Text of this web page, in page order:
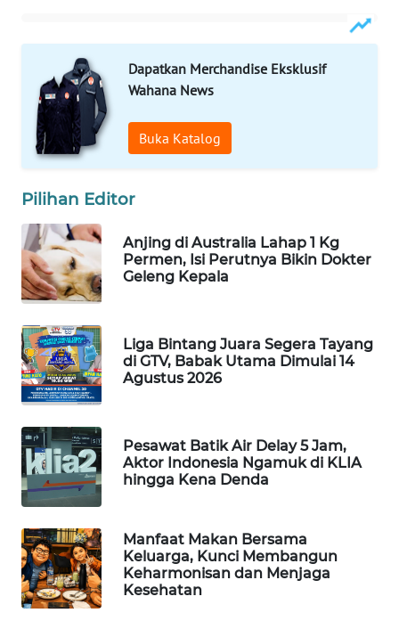
Dapatkan Merchandise Eksklusif
Wahana News
Buka Katalog
Pilihan Editor
Anjing di Australia Lahap 1 Kg
Permen, Isi Perutnya Bikin Dokter
Geleng Kepala
Liga Bintang Juara Segera Tayang
di GTV, Babak Utama Dimulai 14
Agustus 2026
Pesawat Batik Air Delay 5 Jam,
Aktor Indonesia Ngamuk di KLIA
hingga Kena Denda
Manfaat Makan Bersama
Keluarga, Kunci Membangun
Keharmonisan dan Menjaga
Kesehatan
PERSONA
WAHANA
OTOMOTIF
WAHANA
WAHANA
DESA
WISATA
LAPAK
WAHANA
Wahana
Network
KONSUMEN
LISTRIK
MASYARAKAT
WALINKI
ID